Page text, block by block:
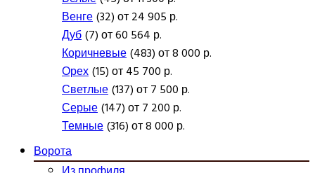
Венге(32) от 24 905 р.
Дуб(7) от 60 564 р.
Коричневые(483) от 8 000 р.
Орех(15) от 45 700 р.
Светлые(137) от 7 500 р.
Серые(147) от 7 200 р.
Темные(316) от 8 000 р.
Ворота